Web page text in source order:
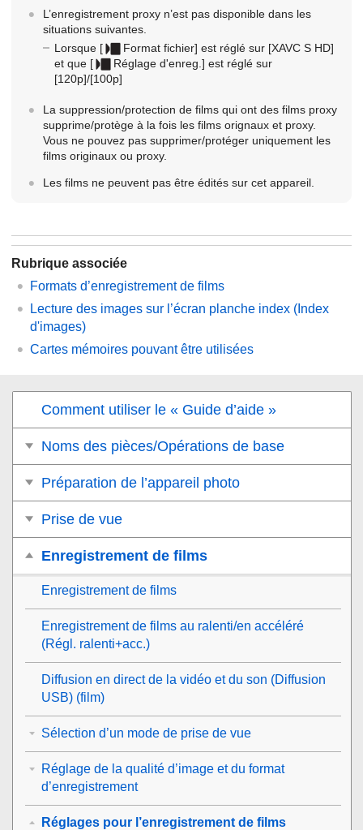
L’enregistrement proxy n’est pas disponible dans les
situations suivantes.
Lorsque [ Format fichier] est réglé sur [XAVC S HD]
et que [ Réglage d'enreg.] est réglé sur
[120p]/[100p]
La suppression/protection de films qui ont des films proxy
supprime/protège à la fois les films orignaux et proxy.
Vous ne pouvez pas supprimer/protéger uniquement les
films originaux ou proxy.
Les films ne peuvent pas être édités sur cet appareil.
Rubrique associée
Formats d’enregistrement de films
Lecture des images sur l’écran planche index ( Index
d'images)
Cartes mémoires pouvant être utilisées
Comment utiliser le « Guide d’aide »
Noms des pièces/Opérations de base
Préparation de l’appareil photo
Prise de vue
Enregistrement de films
Enregistrement de films
Enregistrement de films au ralenti/en accéléré
(Régl. ralenti+acc.)
Diffusion en direct de la vidéo et du son (Diffusion
USB) (film)
Sélection d’un mode de prise de vue
Réglage de la qualité d’image et du format
d’enregistrement
Réglages pour l’enregistrement de films